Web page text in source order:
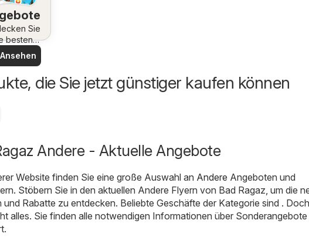
Sie
besten
Ansehen
die Sie jetzt günstiger kaufen können
Andere - Aktuelle Angebote
Website finden Sie eine große Auswahl an Andere Angeboten und
Stöbern Sie in den aktuellen Andere Flyern von Bad Ragaz, um die
und Rabatte zu entdecken. Beliebte Geschäfte der Kategorie sind .
alles. Sie finden alle notwendigen Informationen über Sonderangebote